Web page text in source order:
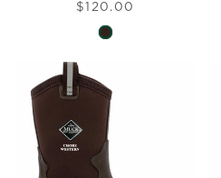
$120.00